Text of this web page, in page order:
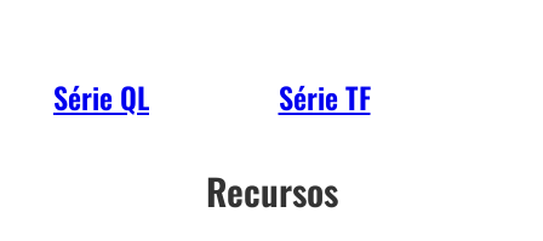
Série QL Série TF
Recursos